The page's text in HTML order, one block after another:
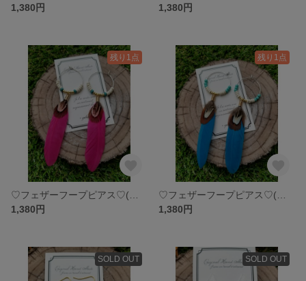
1,380円
1,380円
残り1点
1,380円
残り1点
1,380円
SOLD OUT SOLD OUT